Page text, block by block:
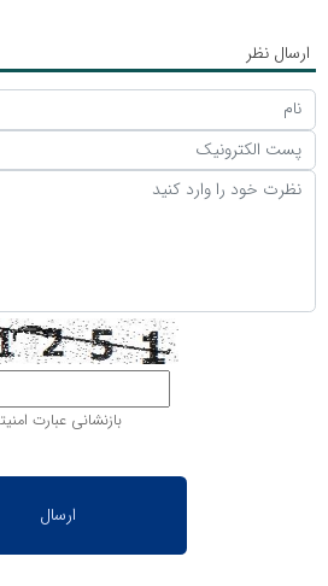
ارسال نظر
بازنشانی عبارت